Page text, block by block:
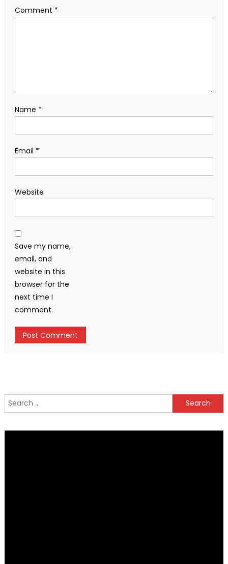
Comment *
Name *
Email *
Website
Save my name,
email, and
website in this
browser for the
next time I
comment.
Search
for: